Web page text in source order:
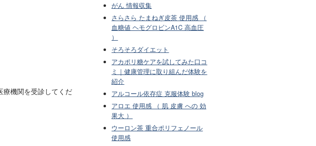
療機関を受診してくだ
がん 情報収集
さらさら たまねぎ皮茶 使用感 （
血糖値 ヘモグロビンA1C 高血圧
）
そろそろダイエット
アカポリ糖ケアを試してみた口コ
ミ｜健康管理に取り組んだ体験を
紹介
アルコール依存症 克服体験 blog
アロエ 使用感 （ 肌 皮膚 への 効
果大 ）
ウーロン茶 重合ポリフェノール
使用感